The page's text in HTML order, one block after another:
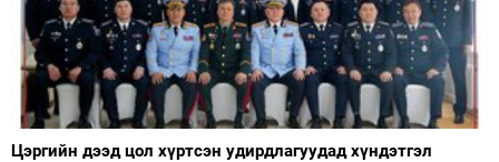
Цэргийн дээд цол хүртсэн удирдлагуудад хүндэтгэл